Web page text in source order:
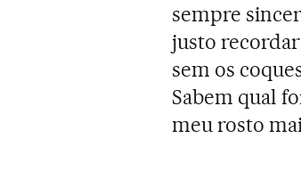
sempre
justo
sem os
Sabem qual
meu rosto